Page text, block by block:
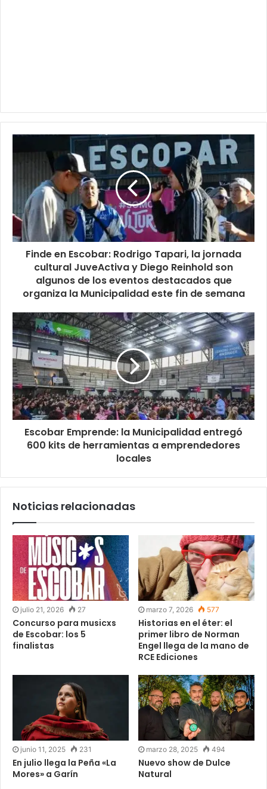
Finde en Escobar: Rodrigo Tapari, la jornada
cultural JuveActiva y Diego Reinhold son
algunos de los eventos destacados que
organiza la Municipalidad este fin de semana
Escobar Emprende: la Municipalidad entregó
600 kits de herramientas a emprendedores
locales
Noticias relacionadas
julio 21, 2026 27
Concurso para musicxs
de Escobar: los 5
finalistas
marzo 7, 2026 577
Historias en el éter: el
primer libro de Norman
Engel llega de la mano de
RCE Ediciones
junio 11, 2025 231
En julio llega la Peña «La
Mores» a Garín
marzo 28, 2025 494
Nuevo show de Dulce
Natural